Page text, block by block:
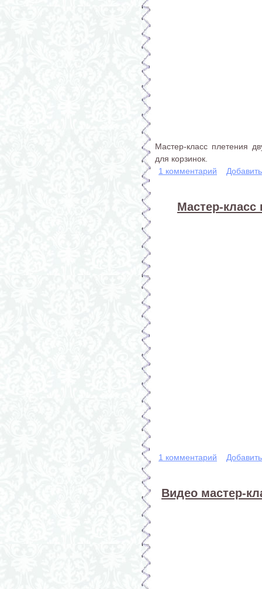
Мастер-класс плетения
для корзинок.
1 комментарий
Мастер-класс
1 комментарий
Видео мастер-